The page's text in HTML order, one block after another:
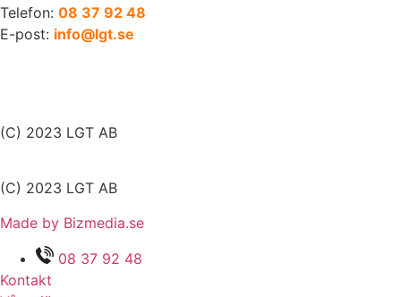
Telefon: 08 37 92 48
E-post: info@lgt.se
(C) 2023 LGT AB
(C) 2023 LGT AB
Made by Bizmedia.se
08 37 92 48
Kontakt